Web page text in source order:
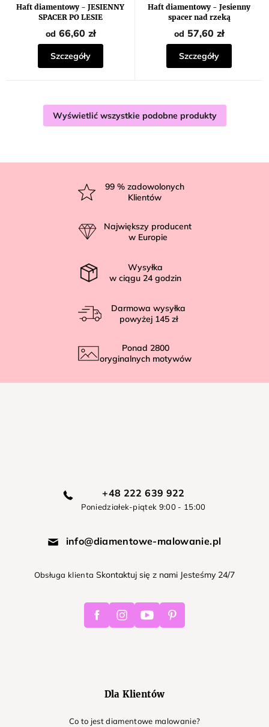
Haft diamentowy - JESIENNY
SPACER PO LESIE
od 66,60 zł
Szczegóły
Haft diamentowy - Jesienny
spacer nad rzeką
od 57,60 zł
Szczegóły
Wyświetlić wszystkie podobne produkty
99 % zadowolonych
Klientów
Największy producent
w Europie
Wysyłka
w ciągu 24 godzin
Darmowa wysyłka
powyżej 145 zł
Ponad 2800
oryginalnych motywów
+48 222 639 922
Poniedziałek-piątek 9:00 - 15:00
info@diamentowe-malowanie.pl
Obsługa klienta Skontaktuj się z nami Jesteśmy 24/7
FacebookInstagramYoutube Pinterest
Dla Klientów
Co to jest diamentowe malowanie?